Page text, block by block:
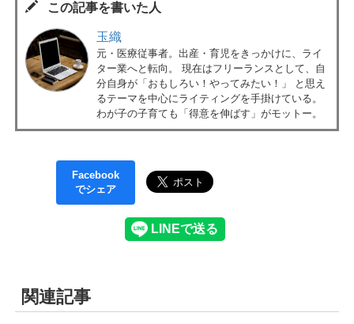
この記事を書いた人
玉織
元・医療従事者。出産・育児をきっかけに、ライ
ター業へと転向。 現在はフリーランスとして、自
分自身が「おもしろい！やってみたい！」 と思え
るテーマを中心にライティングを手掛けている。
わが子の子育ても「得意を伸ばす」がモットー。
Facebook
でシェア
関連記事